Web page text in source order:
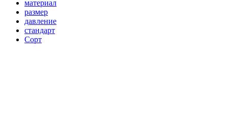
материал
размер
давление
стандарт
Сорт